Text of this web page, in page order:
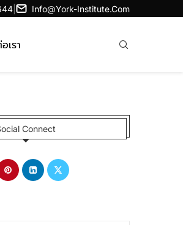
Info@york-Institute.com
เรา
Connect